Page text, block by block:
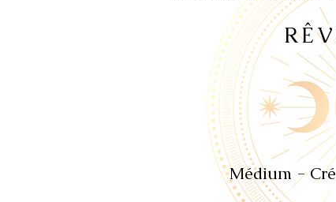
Médium -